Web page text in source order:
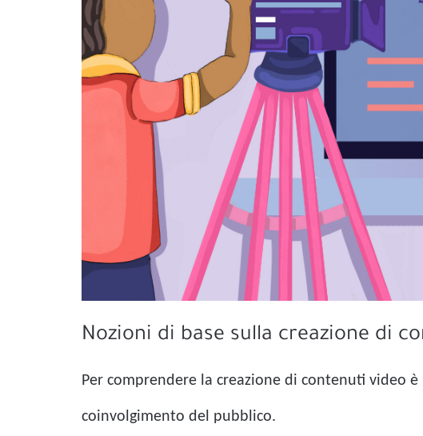
Nozioni di base sulla creazione di
Per comprendere la creazione di contenuti video
coinvolgimento del pubblico.